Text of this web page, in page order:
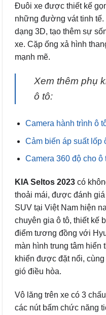
Đuôi xe được thiết kế
những đường vát tinh
dạng 3D, tạo thêm sự
xe. Cặp ống xả hình
mạnh mẽ.
Xem thêm phụ
ô tô:
Camera hành trình ô
Cảm biến áp suất lốp
Camera 360 độ cho ô
KIA Seltos 2023 có
thoải mái, được đánh
SUV tại Việt Nam hiện
chuyên gia ô tô, thiết kế
điểm tương đồng với
màn hình trung tâm hiển
khiển được đặt nổi,
gió điều hòa.
Vô lăng trên xe có 3
các nút bấm chức năng